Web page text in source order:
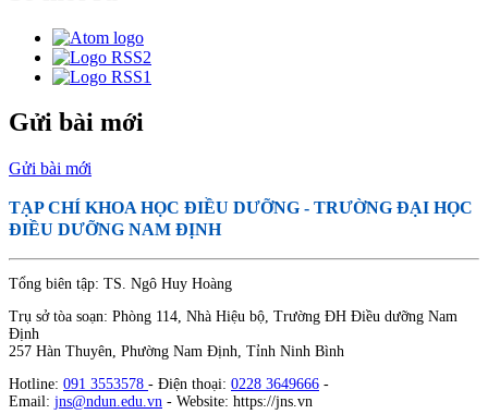
Gửi bài mới
Gửi bài mới
TẠP CHÍ KHOA HỌC ĐIỀU DƯỠNG - TRƯỜNG ĐẠI HỌC
ĐIỀU DƯỠNG NAM ĐỊNH
Tổng biên tập: TS. Ngô Huy Hoàng
Trụ sở tòa soạn: Phòng 114, Nhà Hiệu bộ, Trường ĐH Điều dưỡng Nam
Định
257 Hàn Thuyên, Phường Nam Định, Tỉnh Ninh Bình
Hotline: 091 3553578 - Điện thoại: 0228 3649666 -
Email: jns@ndun.edu.vn - Website: https://jns.vn